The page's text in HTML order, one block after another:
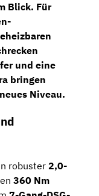
Blick. Für
und eine
bringen
Niveau.
robuster2,0-
360 Nm